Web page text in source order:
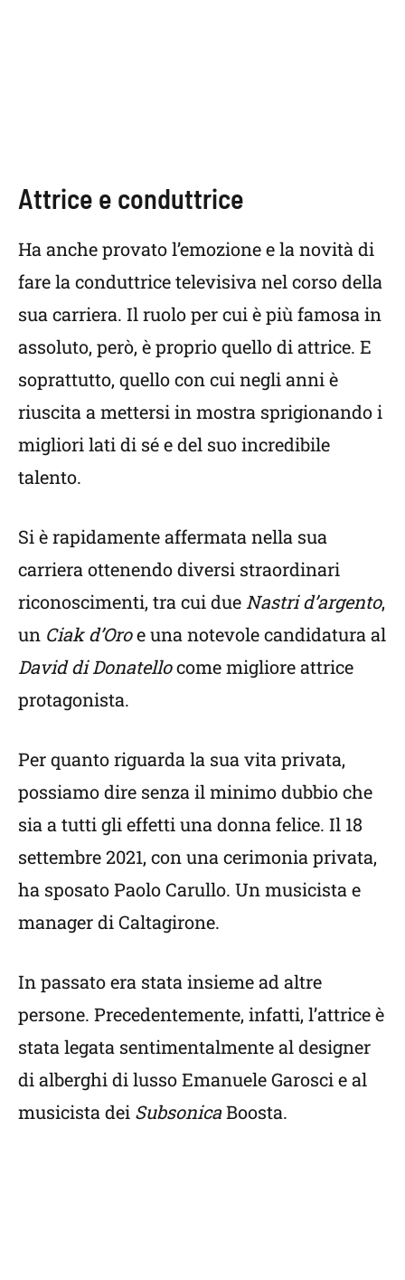
Attrice e conduttrice
Ha anche provato l’emozione e la novità di
fare la conduttrice televisiva nel corso della
sua carriera. Il ruolo per cui è più famosa in
assoluto, però, è proprio quello di attrice. E
soprattutto, quello con cui negli anni è
riuscita a mettersi in mostra sprigionando i
migliori lati di sé e del suo incredibile
talento.
Si è rapidamente affermata nella sua
carriera ottenendo diversi straordinari
riconoscimenti, tra cui due Nastri d’argento,
un Ciak d’Oroe una notevole candidatura al
David di Donatellocome migliore attrice
protagonista.
Per quanto riguarda la sua vita privata,
possiamo dire senza il minimo dubbio che
sia a tutti gli effetti una donna felice. Il 18
settembre 2021, con una cerimonia privata,
ha sposato Paolo Carullo. Un musicista e
manager di Caltagirone.
In passato era stata insieme ad altre
persone. Precedentemente, infatti, l’attrice è
stata legata sentimentalmente al designer
di alberghi di lusso Emanuele Garosci e al
musicista dei SubsonicaBoosta.